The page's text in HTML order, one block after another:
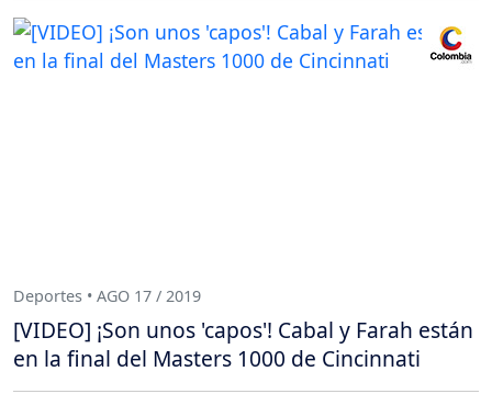
Deportes • AGO 17 / 2019
[VIDEO] ¡Son unos 'capos'! Cabal y Farah están
en la final del Masters 1000 de Cincinnati